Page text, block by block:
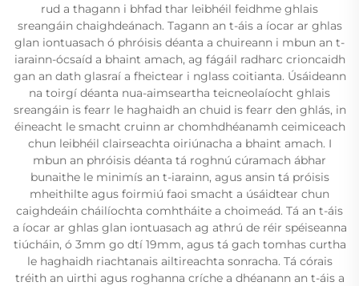
rud a thagann i bhfad thar leibhéil feidhme ghlais
sreangáin chaighdeánach. Tagann an t-áis a íocar ar ghlas
glan iontuasach ó phróisis déanta a chuireann i mbun an t-
iarainn-ócsaíd a bhaint amach, ag fágáil radharc crioncaidh
gan an dath glasraí a fheictear i nglass coitianta. Úsáideann
na toirgí déanta nua-aimseartha teicneolaíocht ghlais
sreangáin is fearr le haghaidh an chuid is fearr den ghlás, in
éineacht le smacht cruinn ar chomhdhéanamh ceimiceach
chun leibhéil clairseachta oiriúnacha a bhaint amach. I
mbun an phróisis déanta tá roghnú cúramach ábhar
bunaithe le minimís an t-iarainn, agus ansin tá próisis
mheithilte agus foirmiú faoi smacht a úsáidtear chun
caighdeáin cháilíochta comhtháite a choimeád. Tá an t-áis
a íocar ar ghlas glan iontuasach ag athrú de réir spéiseanna
tiúcháin, ó 3mm go dtí 19mm, agus tá gach tomhas curtha
le haghaidh riachtanais ailtireachta sonracha. Tá córais
tréith an uirthi agus roghanna críche a dhéanann an t-áis a